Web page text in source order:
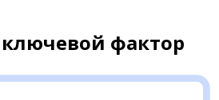
ключевой фактор